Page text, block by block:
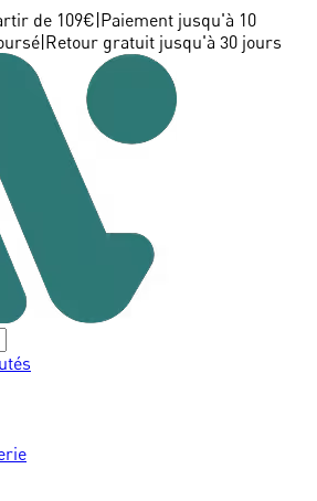
de 109€ Paiement jusqu'à 10
Retour gratuit jusqu'à 30 jours